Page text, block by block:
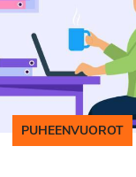
PUHEENVUOROT